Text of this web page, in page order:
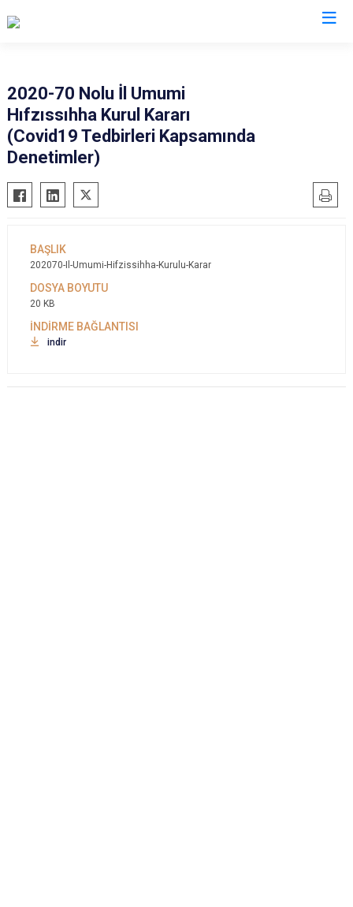
2020-70 Nolu İl Umumi
Hıfzıssıhha Kurul Kararı
(Covid19 Tedbirleri Kapsamında
Denetimler)
202070-Il-Umumi-Hifzissihha-Kurulu-Karar
20 KB
indir